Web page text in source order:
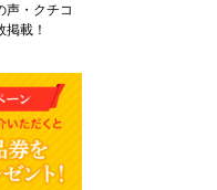
声・クチコ
掲載！